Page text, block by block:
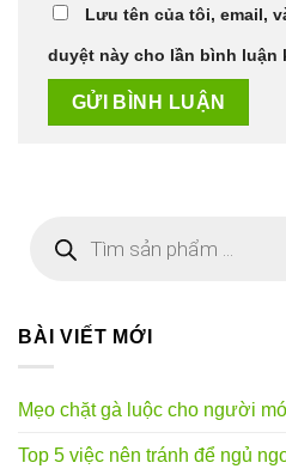
Lưu tên của tôi, email,
duyệt này cho lần bình luận
kiếm
BÀI VIẾT MỚI
Mẹo chặt gà luộc cho người
Top 5 việc nên tránh để ngủ